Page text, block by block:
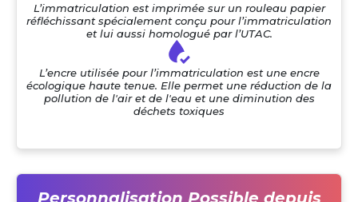
L’immatriculation est imprimée sur un rouleau papier
réfléchissant spécialement conçu pour l’immatriculation
et lui aussi homologué par l’UTAC.
L’encre utilisée pour l’immatriculation est une encre
écologique haute tenue. Elle permet une réduction de la
pollution de l'air et de l'eau et une diminution des
déchets toxiques